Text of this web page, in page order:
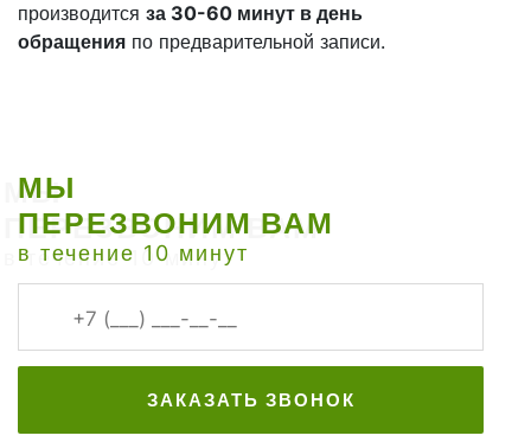
производится за 30-60 минут в день
обращения по предварительной записи.
МЫ
ПЕРЕЗВОНИМ ВАМ
в течение 10 минут
ЗАКАЗАТЬ ЗВОНОК